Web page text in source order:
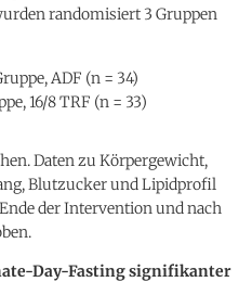
randomisiert 3 Gruppen
ADF (n = 34)
16/8 TRF (n = 33)
Daten zu Körpergewicht,
Blutzucker und Lipidprofil
der Intervention und nach
Day-Fasting signifikanter